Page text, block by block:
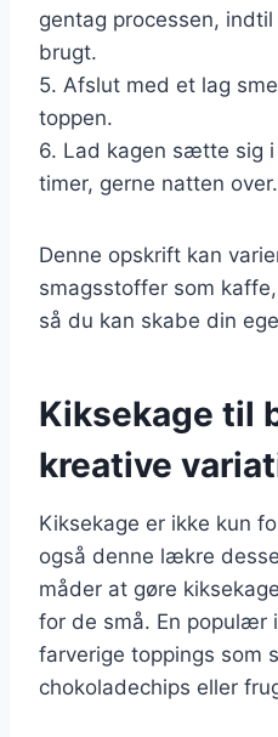
gentag processen,
brugt.
5. Afslut med et lag
toppen.
6. Lad kagen sætte sig
timer, gerne natten over.
Denne opskrift kan
smagsstoffer som
så du kan skabe din
Kiksekage til
kreative
Kiksekage er ikke kun
også denne lækre
måder at gøre
for de små. En populær
farverige toppings som
chokoladechips eller